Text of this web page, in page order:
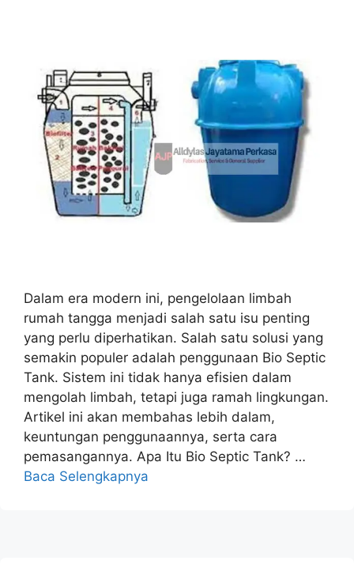
Dalam era modern ini, pengelolaan limbah
rumah tangga menjadi salah satu isu penting
yang perlu diperhatikan. Salah satu solusi yang
semakin populer adalah penggunaan Bio Septic
Tank. Sistem ini tidak hanya efisien dalam
mengolah limbah, tetapi juga ramah lingkungan.
Artikel ini akan membahas lebih dalam,
keuntungan penggunaannya, serta cara
pemasangannya. Apa Itu Bio Septic Tank? …
Baca Selengkapnya